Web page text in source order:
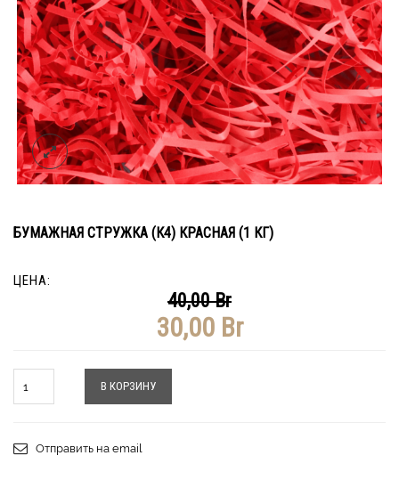
БУМАЖНАЯ СТРУЖКА (К4) КРАСНАЯ (1 КГ)
ЦЕНА:
40,00Br
30,00 Br
В КОРЗИНУ
Отправить на email